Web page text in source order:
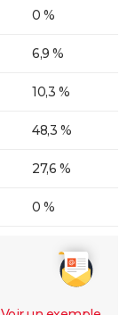
0 %
6,9 %
10,3 %
48,3 %
27,6 %
0 %